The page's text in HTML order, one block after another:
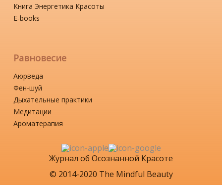
Книга Энергетика Красоты
Е-books
Равновесие
Аюрведа
Фен-шуй
Дыхательные практики
Медитации
Ароматерапия
Журнал об Осознанной Красоте
© 2014-2020 The Mindful Beauty